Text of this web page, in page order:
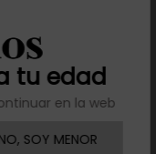
tu edad
en la web
SOY MENOR
lunes a viernes,